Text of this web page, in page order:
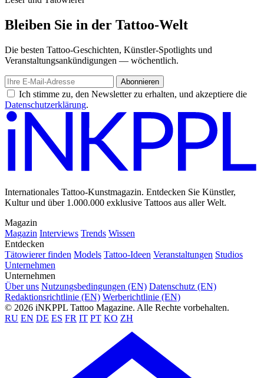
Bleiben Sie in der Tattoo-Welt
Die besten Tattoo-Geschichten, Künstler-Spotlights und
Veranstaltungsankündigungen — wöchentlich.
Abonnieren
Ich stimme zu, den Newsletter zu erhalten, und akzeptiere die
Datenschutzerklärung.
Internationales Tattoo-Kunstmagazin. Entdecken Sie Künstler,
Kultur und über 1.000.000 exklusive Tattoos aus aller Welt.
Magazin
Magazin Interviews Trends Wissen
Entdecken
Tätowierer finden Models Tattoo-Ideen Veranstaltungen Studios
Unternehmen
Unternehmen
Über uns Nutzungsbedingungen (EN) Datenschutz (EN)
Redaktionsrichtlinie (EN) Werberichtlinie (EN)
© 2026 iNKPPL Tattoo Magazine. Alle Rechte vorbehalten.
RU EN DE ES FR IT PT KO ZH